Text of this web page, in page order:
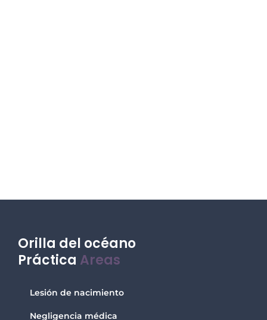
Orilla del océano
Práctica Areas
Lesión de nacimiento
Negligencia médica